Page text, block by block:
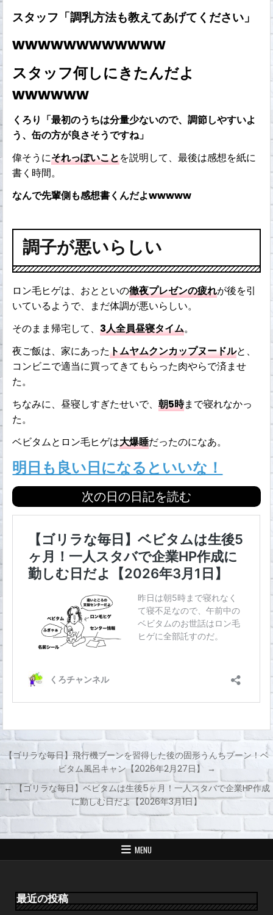
スタッフ「調乳方法も教えてあげてください」
wwwwwwwwwwww
スタッフ何しにきたんだよ
wwwwww
くろり「最初のうちは分量少ないので、調節しやすいよ
う、缶の方が良さそうですね」
偉そうにそれっぽいことを説明して、最後は感想を紙に
書く時間。
なんで先輩側も感想書くんだよwwwww
調子が悪いらしい
ロン毛ヒゲは、おとといの徹夜プレゼンの疲れが後を引
いているようで、まだ体調が悪いらしい。
そのまま帰宅して、3人全員昼寝タイム。
夜ご飯は、家にあったトムヤムクンカップヌードルと、
コンビニで適当に買ってきてもらった肉やらで済ませ
た。
ちなみに、昼寝しすぎたせいで、朝5時まで寝れなかっ
た。
ベビタムとロン毛ヒゲは大爆睡だったのになあ。
明日も良い日になるといいな！
次の日の日記を読む
投
稿
ナ
ビ
ー
ョ
【ゴリラな毎日】飛行機ブーンを習得した後の固形うんちプーン！ベ
ビタム風呂キャン【2026年2月27日】 →
← 【ゴリラな毎日】ベビタムは生後5ヶ月！一人スタバで企業HP作成
に勤しむ日だよ【2026年3月1日】
MENU
最近の投稿